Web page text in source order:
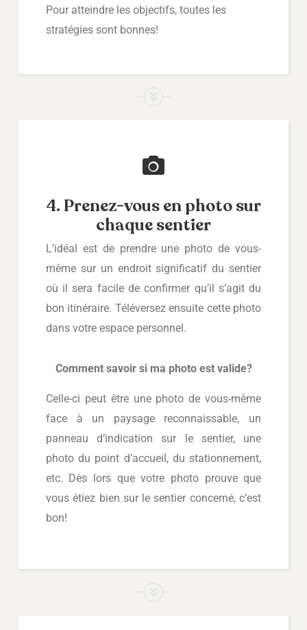
Pour atteindre les objectifs, toutes les
stratégies sont bonnes!
4. Prenez-vous en photo sur
chaque sentier
L’idéal est de prendre une photo de vous-
même sur un endroit significatif du sentier
où il sera facile de confirmer qu’il s’agit du
bon itinéraire. Téléversez ensuite cette photo
dans votre espace personnel.
Comment savoir si ma photo est valide?
Celle-ci peut être une photo de vous-même
face à un paysage reconnaissable, un
panneau d’indication sur le sentier, une
photo du point d’accueil, du stationnement,
etc. Dès lors que votre photo prouve que
vous étiez bien sur le sentier concerné, c’est
bon!